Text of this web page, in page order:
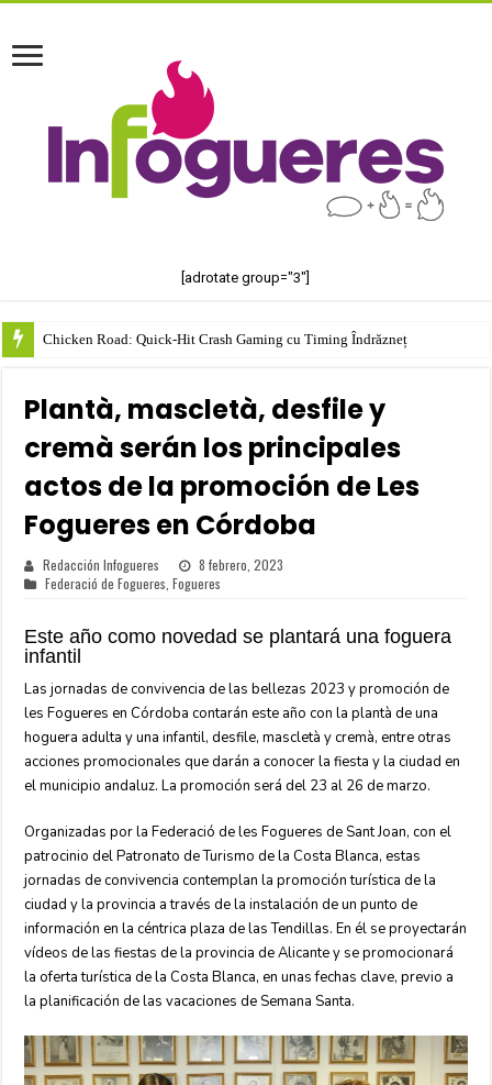
[adrotate group="3"]
Chicken Road: Quick‑Hit Crash Gaming cu Timing Îndrăzneț
Plantà, mascletà, desfile y
cremà serán los principales
actos de la promoción de Les
Fogueres en Córdoba
Redacción Infogueres
8 febrero, 2023
Federació de Fogueres ,Fogueres
Este año como novedad se plantará una foguera
infantil
Las jornadas de convivencia de las bellezas 2023 y promoción de
les Fogueres en Córdoba contarán este año con la plantà de una
hoguera adulta y una infantil, desfile, mascletà y cremà, entre otras
acciones promocionales que darán a conocer la fiesta y la ciudad en
el municipio andaluz. La promoción será del 23 al 26 de marzo.
Organizadas por la Federació de les Fogueres de Sant Joan, con el
patrocinio del Patronato de Turismo de la Costa Blanca, estas
jornadas de convivencia contemplan la promoción turística de la
ciudad y la provincia a través de la instalación de un punto de
información en la céntrica plaza de las Tendillas. En él se proyectarán
vídeos de las fiestas de la provincia de Alicante y se promocionará
la oferta turística de la Costa Blanca, en unas fechas clave, previo a
la planificación de las vacaciones de Semana Santa.